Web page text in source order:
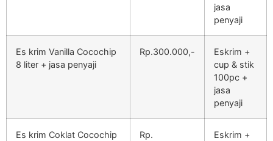
jasa
penyaji
Es krim Vanilla Cocochip
8 liter + jasa penyaji
Rp.300.000,-
Eskrim +
cup & stik
100pc +
jasa
penyaji
Es krim Coklat Cocochip
Rp.
Eskrim +